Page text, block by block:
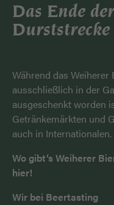
Das Ende der
Durststrecke
Während das Weiherer
ausschließlich in der
ausgeschenkt worden
Getränkemärkten und
auch in Internationalen.
Wo gibt‘s Weiherer
hier!
Wir bei Beertasting